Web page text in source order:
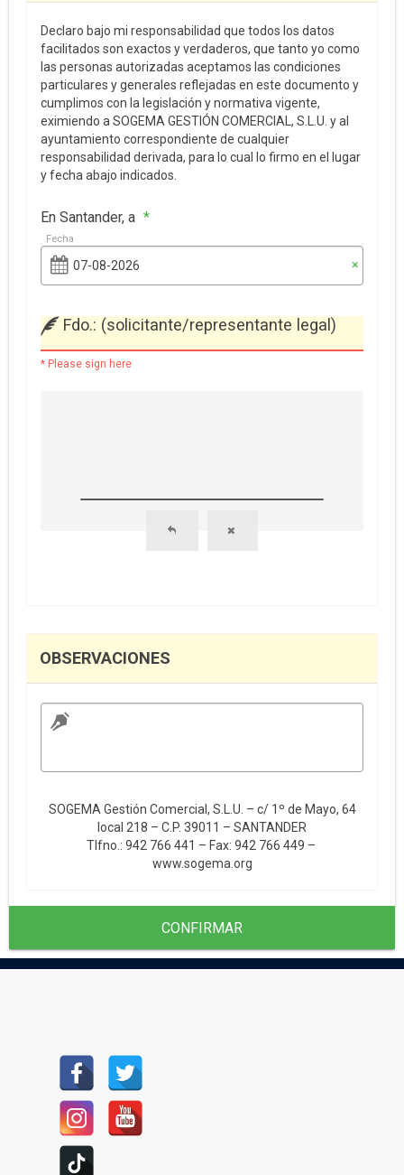
Declaro bajo mi responsabilidad que todos los datos
facilitados son exactos y verdaderos, que tanto yo como
las personas autorizadas aceptamos las condiciones
particulares y generales reflejadas en este documento y
cumplimos con la legislación y normativa vigente,
eximiendo a SOGEMA GESTIÓN COMERCIAL, S.L.U. y al
ayuntamiento correspondiente de cualquier
responsabilidad derivada, para lo cual lo firmo en el lugar
y fecha abajo indicados.
En Santander, a *
Fecha
×
Fdo.: (solicitante/representante legal)
* Please sign here
OBSERVACIONES
SOGEMA Gestión Comercial, S.L.U. – c/ 1º de Mayo, 64
local 218 – C.P. 39011 – SANTANDER
Tlfno.: 942 766 441 – Fax: 942 766 449 –
www.sogema.org
CONFIRMAR